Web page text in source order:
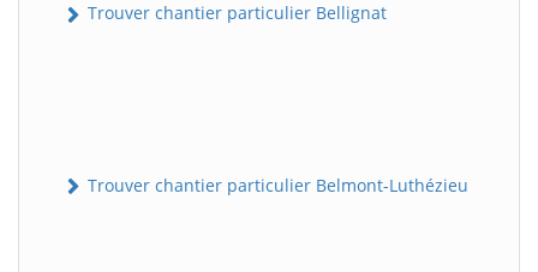
Trouver chantier particulier Bellignat
Trouver chantier particulier Belmont-Luthézieu